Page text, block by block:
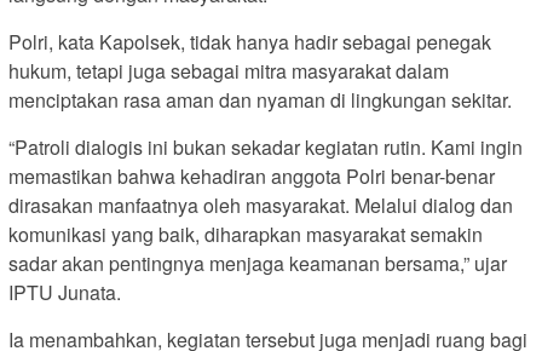
Polri, kata Kapolsek, tidak hanya hadir sebagai penegak
hukum, tetapi juga sebagai mitra masyarakat dalam
menciptakan rasa aman dan nyaman di lingkungan sekitar.
“Patroli dialogis ini bukan sekadar kegiatan rutin. Kami ingin
memastikan bahwa kehadiran anggota Polri benar-benar
dirasakan manfaatnya oleh masyarakat. Melalui dialog dan
komunikasi yang baik, diharapkan masyarakat semakin
sadar akan pentingnya menjaga keamanan bersama,” ujar
IPTU Junata.
Ia menambahkan, kegiatan tersebut juga menjadi ruang bagi